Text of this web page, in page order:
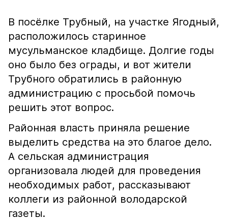
В посёлке Трубный, на участке Ягодный,
расположилось старинное
мусульманское кладбище. Долгие годы
оно было без ограды, и вот жители
Трубного обратились в районную
администрацию с просьбой помочь
решить этот вопрос.
Районная власть приняла решение
выделить средства на это благое дело.
А сельская администрация
организовала людей для проведения
необходимых работ, рассказывают
коллеги из районной володарской
газеты.